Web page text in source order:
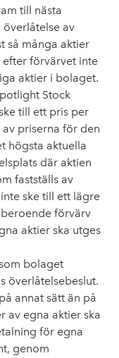
till nästa
överlåtelse av
så många aktier
efter förvärvet inte
aktier i bolaget.
Stock
till ett pris per
priserna för den
högsta aktuella
där aktien
fastställs av
ske till ett lägre
förvärv
aktier ska utges
bolaget
överlåtelsebeslut.
annat sätt än på
av egna aktier ska
för egna
genom